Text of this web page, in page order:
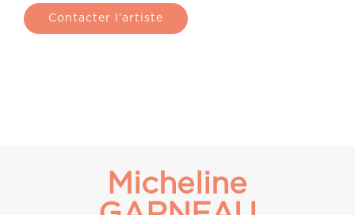
Contacter l’artiste
Micheline